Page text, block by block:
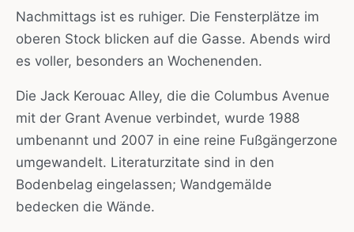
Nachmittags ist es ruhiger. Die Fensterplätze im
oberen Stock blicken auf die Gasse. Abends wird
es voller, besonders an Wochenenden.
Die Jack Kerouac Alley, die die Columbus Avenue
mit der Grant Avenue verbindet, wurde 1988
umbenannt und 2007 in eine reine Fußgängerzone
umgewandelt. Literaturzitate sind in den
Bodenbelag eingelassen; Wandgemälde
bedecken die Wände.